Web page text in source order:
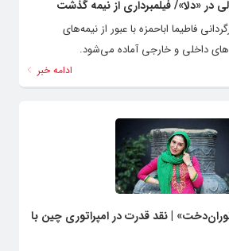
در «دلا»/ فیلمبرداری از نیمه گذشت
فاطیما اباحمزه با عبور از نیمه‌های
داخلی و خارجی آماده می‌شود.
ادامه خبر
| نقد قدرت در امپراتوری چین با